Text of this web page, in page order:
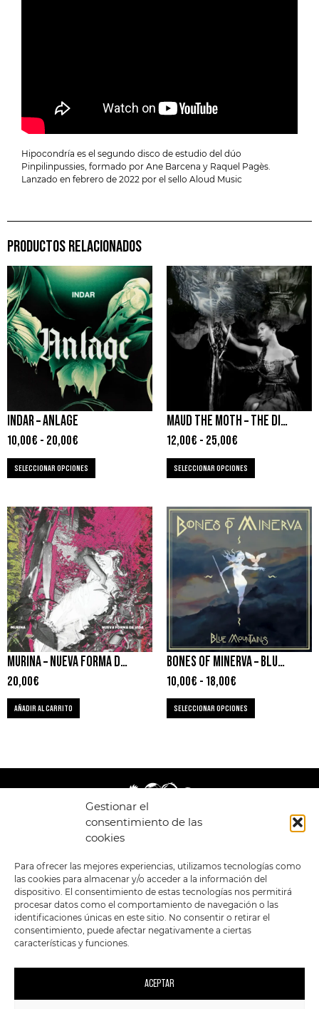
Gestionar el
consentimiento de las
cookies
Para ofrecer las mejores experiencias, utilizamos tecnologías como
las cookies para almacenar y/o acceder a la información del
dispositivo. El consentimiento de estas tecnologías nos permitirá
procesar datos como el comportamiento de navegación o las
identificaciones únicas en este sitio. No consentir o retirar el
consentimiento, puede afectar negativamente a ciertas
características y funciones.
ACEPTAR
Hipocondría es el segundo disco de estudio del dúo
Pinpilinpussies, formado por Ane Barcena y Raquel Pagès.
Lanzado en febrero de 2022 por el sello Aloud Music
PRODUCTOS RELACIONADOS
INDAR – ANLAGE
10,00€ - 20,00€
SELECCIONAR OPCIONES
MAUD THE MOTH – THE DISTAFF
12,00€ - 25,00€
SELECCIONAR OPCIONES
MURINA – NUEVA FORMA DE VIDA
20,00€
AÑADIR AL CARRITO
BONES OF MINERVA – BLUE MOUNTAINS
10,00€ - 18,00€
SELECCIONAR OPCIONES
LEGAL
POLÍTICA DE
PRIVACIDAD
TÉRMINOS Y
CONDICIONES
GENERALES DE LA
POLÍTICA DE COOKIES
ENLACES
TIENDA
ESTILOS
FORMATOS
PREVENTAS
OFERTAS
MERCHANDISING